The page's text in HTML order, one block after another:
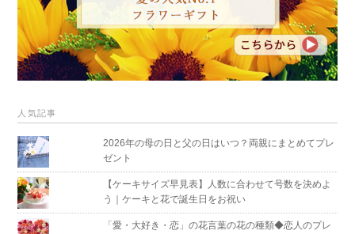
人気記事
2026年の母の日と父の日はいつ？両親にまとめてプレ
ゼント
【ケーキサイズ早見表】人数に合わせて号数を決めよ
う｜ケーキと花で誕生日をお祝い
「愛・大好き・恋」の花言葉の花の種類◆恋人のプレ